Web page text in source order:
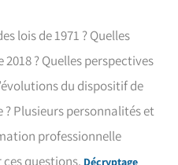
lois de 1971 ? Quelles
? Quelles perspectives
du dispositif de
Plusieurs personnalités et
professionnelle
questions. Décryptage